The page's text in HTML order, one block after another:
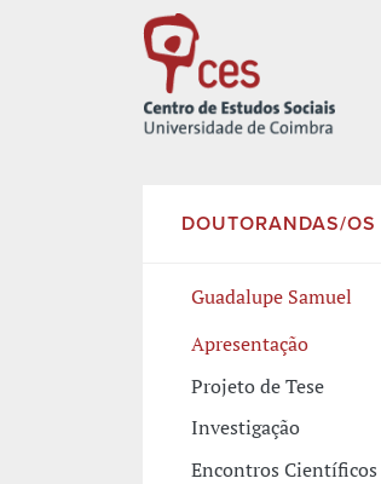
DOUTORANDAS/OS
Guadalupe Samuel
Apresentação
Projeto de Tese
Investigação
Encontros Científicos